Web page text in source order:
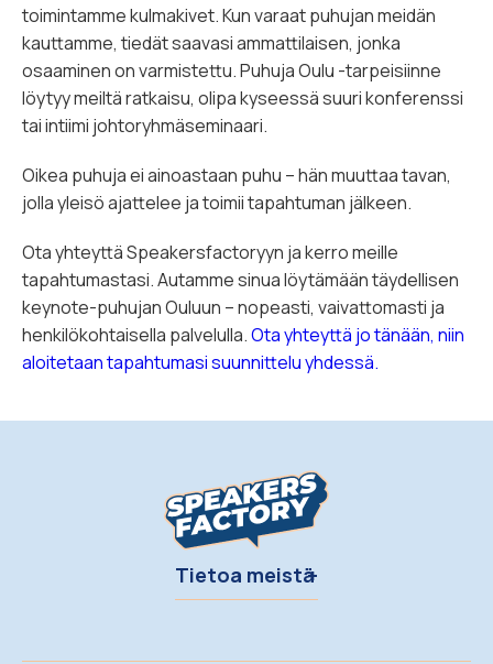
toimintamme kulmakivet. Kun varaat puhujan meidän
kauttamme, tiedät saavasi ammattilaisen, jonka
osaaminen on varmistettu. Puhuja Oulu -tarpeisiinne
löytyy meiltä ratkaisu, olipa kyseessä suuri konferenssi
tai intiimi johtoryhmäseminaari.
Oikea puhuja ei ainoastaan puhu – hän muuttaa tavan,
jolla yleisö ajattelee ja toimii tapahtuman jälkeen.
Ota yhteyttä Speakersfactoryyn ja kerro meille
tapahtumastasi. Autamme sinua löytämään täydellisen
keynote-puhujan Ouluun – nopeasti, vaivattomasti ja
henkilökohtaisella palvelulla.Ota yhteyttä jo tänään, niin
aloitetaan tapahtumasi suunnittelu yhdessä.
Tietoa meistä